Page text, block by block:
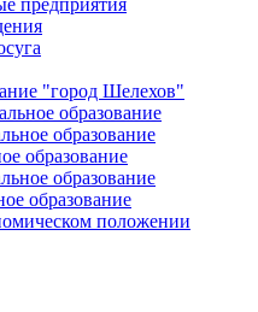
"город Шелехов"
образование
образование
образование
образование
образование
положении